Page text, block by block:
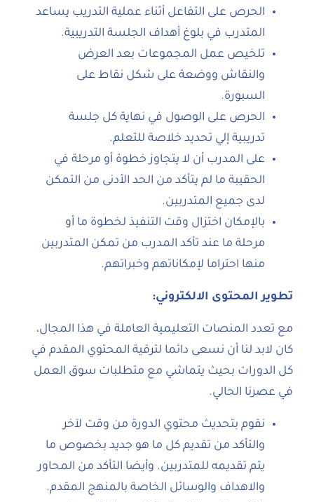
الحرص على التفاعل أثناء عملية التدريب يساعد
المتدرب في بلوغ أهداف الجلسة التدريبية.
تلخيص عمل المجموعات بعد العرض
والنقاش ووضعة على شكل نقاط على
السبورة.
الحرص على الوصول في نهاية كل جلسة
تدريبية إلي تحديد خلاصة للتعلم.
على المدرب أن لا يتجاوز خطوة أو مرحلة في
الحقيبة ما لم يتأكد من الحد الأدنى من التمكن
لدى جميع المتدربين.
بالإمكان اختزال وقت التنفيذ لخطوة ما أو
مرحلة ما عند تأكد المدرب من تمكن المتدربين
منها احتراما لإمكاناتهم وخبراتهم.
تطوير المحتوى الالكتروني:
مع تعدد المنصات التعليمية العاملة في هذا المجال،
كان لابد لنا أن نسعى دائما لترقية المحتوي المقدم في
كل الدورات بحيث يتماشي مع متطلبات سوق العمل
في عصرنا الحالي.
نقوم بتحديث محتوي الدورة من وقت لآخر
والتأكد من تقديم كل ما هو جديد بخصوص ما
يتم تقديمه للمتدربين. وأيضا التأكد من المحاور
والاهداف والوسائل الخاصة بالمنهج المقدم.